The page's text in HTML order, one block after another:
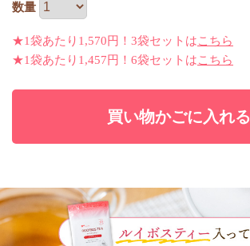
数量
★1袋あたり1,570円！3袋セットはこちら
★1袋あたり1,457円！6袋セットはこちら
買い物かごに入れる